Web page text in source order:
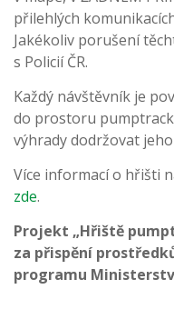
přilehlých
Jakékoliv porušení
s Policií ČR.
Každý návštěvník je
do prostoru
výhrady dodržovat
Více informací o hřišti
zde.
Projekt „Hřiště
za přispění
programu